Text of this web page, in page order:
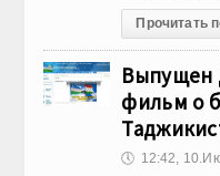
Прочитать
Выпущен
фильм о
🕔 12:42,